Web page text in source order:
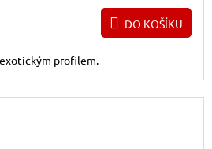
DO KOŠÍKU
exotickým profilem.